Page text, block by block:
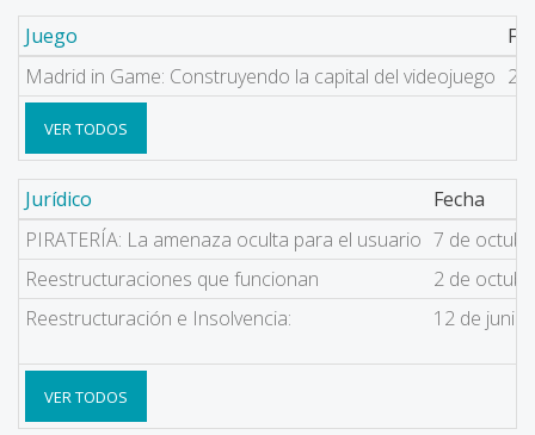
Juego
Madrid in Game: Construyendo la capital del videojuego 25
VER TODOS
Jurídico
Fecha
PIRATERÍA: La amenaza oculta para el usuario 7 de
Reestructuraciones que funcionan
2 de
Reestructuración e Insolvencia:
12 de junio
VER TODOS